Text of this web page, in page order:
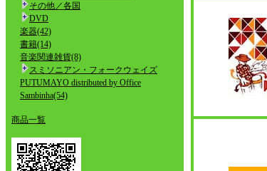
その他／各国
DVD
楽器(42)
書籍(14)
音楽関連雑貨(8)
スミソニアン・フォークウェイズ
PUTUMAYO distributed by Office
Sambinha(54)
商品一覧